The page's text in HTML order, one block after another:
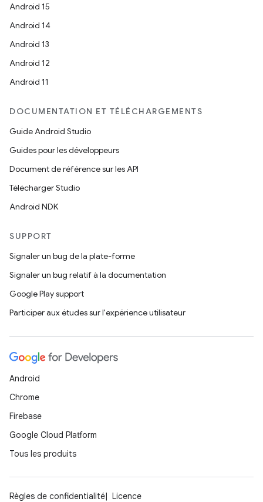
Android 15
Android 14
Android 13
Android 12
Android 11
DOCUMENTATION ET TÉLÉCHARGEMENTS
Guide Android Studio
Guides pour les développeurs
Document de référence sur les API
Télécharger Studio
Android NDK
SUPPORT
Signaler un bug de la plate-forme
Signaler un bug relatif à la documentation
Google Play support
Participer aux études sur l'expérience utilisateur
Android
Chrome
Firebase
Google Cloud Platform
Tous les produits
Règles de confidentialité
Licence